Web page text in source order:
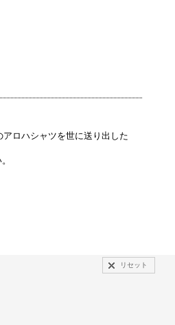
ロハシャツを世に送り出した
リセット